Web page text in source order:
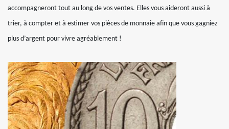
accompagneront tout au long de vos ventes. Elles vous aideront aussi à
trier, à compter et à estimer vos pièces de monnaie afin que vous gagniez
plus d’argent pour vivre agréablement !